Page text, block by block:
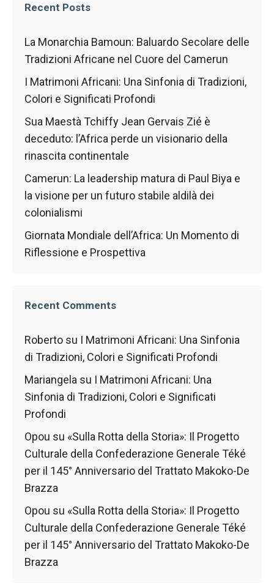
Recent Posts
La Monarchia Bamoun: Baluardo Secolare delle
Tradizioni Africane nel Cuore del Camerun
I Matrimoni Africani: Una Sinfonia di Tradizioni,
Colori e Significati Profondi
Sua Maestà Tchiffy Jean Gervais Zié è
deceduto: l’Africa perde un visionario della
rinascita continentale
Camerun: La leadership matura di Paul Biya e
la visione per un futuro stabile aldilà dei
colonialismi
Giornata Mondiale dell’Africa: Un Momento di
Riflessione e Prospettiva
Recent Comments
Roberto su I Matrimoni Africani: Una Sinfonia
di Tradizioni, Colori e Significati Profondi
Mariangela su I Matrimoni Africani: Una
Sinfonia di Tradizioni, Colori e Significati
Profondi
Opou su «Sulla Rotta della Storia»: Il Progetto
Culturale della Confederazione Generale Téké
per il 145° Anniversario del Trattato Makoko-De
Brazza
Opou su «Sulla Rotta della Storia»: Il Progetto
Culturale della Confederazione Generale Téké
per il 145° Anniversario del Trattato Makoko-De
Brazza
tuoi interessi e
mentre visiti il
nostro sito,
aumenti le
vedere
contenuti e
personalizzati.